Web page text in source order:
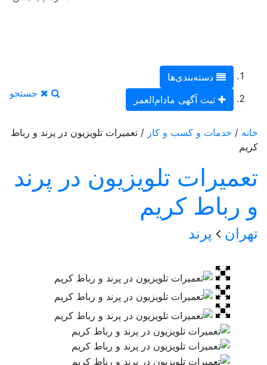
دسته‌بندی‌ها
ثبت آگهی مادام‌العمر
جستجو
خانه / خدمات و کسب و کار / تعمیرات تلویزیون در پرند و رباط
کریم
تعمیرات تلویزیون در پرند
و رباط کریم
تهران پرند